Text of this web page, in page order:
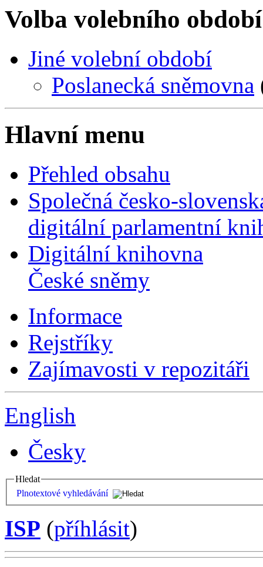
Volba volebního období
Jiné volební období
Poslanecká sněmovna
Hlavní menu
Přehled obsahu
Společná česko-
digitální parlamentní
Digitální knihovna
České sněmy
Informace
Rejstříky
Zajímavosti v repozitáři
English
Česky
Hledat
Plnotextové vyhledávání
ISP (příhlásit)